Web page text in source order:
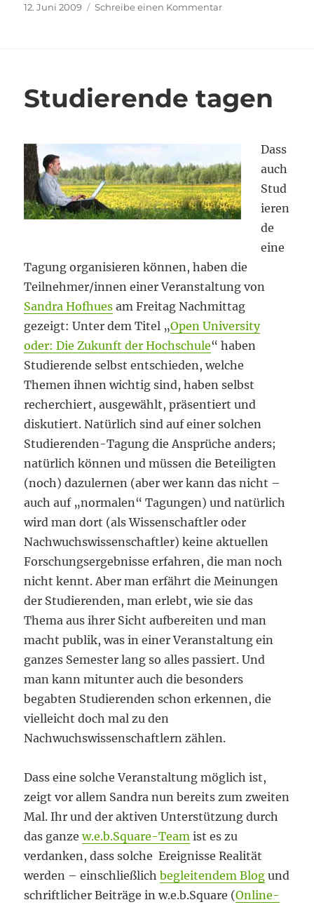
Veröffentlicht
12. Juni 2009 Schreibe einen Kommentarzu
Studierende tagen
Dass
auch
Stud
ieren
de
eine
Tagung organisieren können, haben die
Teilnehmer/innen einer Veranstaltung von
Sandra Hofhues am Freitag Nachmittag
gezeigt: Unter dem Titel „Open University
oder: Die Zukunft der Hochschule“ haben
Studierende selbst entschieden, welche
Themen ihnen wichtig sind, haben selbst
recherchiert, ausgewählt, präsentiert und
diskutiert. Natürlich sind auf einer solchen
Studierenden-Tagung die Ansprüche anders;
natürlich können und müssen die Beteiligten
(noch) dazulernen (aber wer kann das nicht –
auch auf „normalen“ Tagungen) und natürlich
wird man dort (als Wissenschaftler oder
Nachwuchswissenschaftler) keine aktuellen
Forschungsergebnisse erfahren, die man noch
nicht kennt. Aber man erfährt die Meinungen
der Studierenden, man erlebt, wie sie das
Thema aus ihrer Sicht aufbereiten und man
macht publik, was in einer Veranstaltung ein
ganzes Semester lang so alles passiert. Und
man kann mitunter auch die besonders
begabten Studierenden schon erkennen, die
vielleicht doch mal zu den
Nachwuchswissenschaftlern zählen.
Dass eine solche Veranstaltung möglich ist,
zeigt vor allem Sandra nun bereits zum zweiten
Mal. Ihr und der aktiven Unterstützung durch
das ganzew.e.b.Square-Team ist es zu
verdanken, dass solche Ereignisse Realität
werden – einschließlichbegleitendem Blog und
schriftlicher Beiträge in w.e.b.Square (Online-